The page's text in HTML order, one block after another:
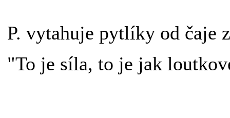
P. vytahuje pytlíky od čaje
"To je síla, to je jak